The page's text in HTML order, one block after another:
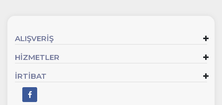
ALIŞVERİŞ
HİZMETLER
İRTİBAT